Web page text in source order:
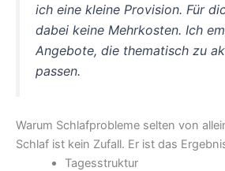
ich eine kleine Provision. Für
dabei keine Mehrkosten. Ich
Angebote, die thematisch zu
passen.
Warum Schlafprobleme selten von
Schlaf ist kein Zufall. Er ist das
Tagesstruktur